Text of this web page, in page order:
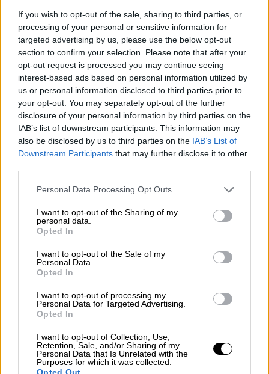
If you wish to opt-out of the sale, sharing to third parties, or
processing of your personal or sensitive information for
targeted advertising by us, please use the below opt-out
section to confirm your selection. Please note that after your
opt-out request is processed you may continue seeing
interest-based ads based on personal information utilized by
us or personal information disclosed to third parties prior to
your opt-out. You may separately opt-out of the further
disclosure of your personal information by third parties on the
IAB’s list of downstream participants. This information may
also be disclosed by us to third parties on the IAB’s List of
Downstream Participants that may further disclose it to other
Please note that this website/app uses one or more Google
not limited to your visit or usage behaviour. You may click to
grant or deny consent to Google and its third-party tags to
use your data for below specified purposes in below Google
consent section.
Personal Data Processing Opt Outs
I want to opt-out of the Sharing of my
personal data.
Opted In
I want to opt-out of the Sale of my
Personal Data.
Opted In
I want to opt-out of processing my
Personal Data for Targeted Advertising.
Opted In
I want to opt-out of Collection, Use,
Retention, Sale, and/or Sharing of my
Personal Data that Is Unrelated with the
Purposes for which it was collected.
Opted Out
Σταθμάρχης: (Δεν απαντά)
Μηχανοδηγός: Λάρισα ακούει; Πάω καλά;
Σταθμάρχης: Αφού σου είπα. Νέους
Πόρους
Ηαπάντηση του σταθμάρχη ήρθε χωρίς
ωστόσο να διευκρινιστεί εάν η επιβατική
αμαξοστοιχία θα κινηθεί από την κάθοδο ή
από την άνοδομε αποτέλεσμα μετά από λίγο
να συμβεί η μοιραία σύγκρουση. Σημειώνεται
ότι ο συγκεκριμένος άνθρωπος έχει
καταθέσει ήδη στις Αρχές και έχει
Πώς αποφεύχθηκε σύγκρουση δύο
επιβατικών αμαξοστοιχιών
Νωρίτερα το Open προχώρησε στην
αποκάλυψη ότι μία συγκυρία βοήθησε στο να
μην είναιακόμη χειρότεραταπράγματαστο
πολύνεκρο δυστύχημα στα
πίσω από τηνεμπορική αμαξοστοιχία
τουςδύο οδηγούςπου κατευθυνόταν προς
Λάρισα, ακολουθούσε ένας συρμός του